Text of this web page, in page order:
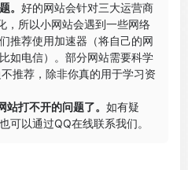
。 好的网站会针对三大运营商
，所以小网站会遇到一些网络
推荐使用加速器（将自己的网
如电信）。部分网站需要科学
推荐，除非你真的用于学习资
打不开的问题了。 如有疑
可以通过QQ在线联系我们。